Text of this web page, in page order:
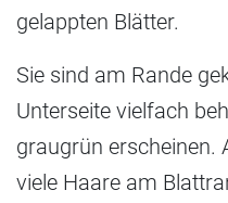
gelappten Blätter.
Sie sind am Rande
Unterseite vielfach
graugrün erscheinen.
viele Haare am